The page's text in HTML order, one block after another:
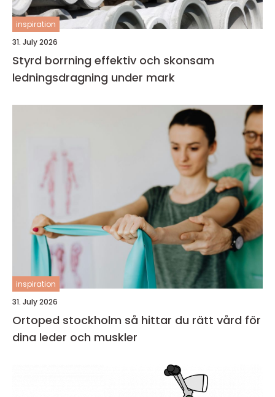
inspiration
31. July 2026
Styrd borrning effektiv och skonsam
ledningsdragning under mark
inspiration
31. July 2026
Ortoped stockholm så hittar du rätt vård för
dina leder och muskler